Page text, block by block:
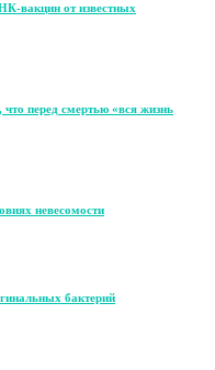
вакцин от известных
перед смертью «вся жизнь
невесомости
бактерий